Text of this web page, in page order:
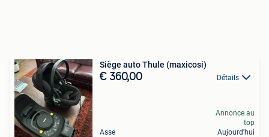
Siège auto Thule (maxicosi)
€ 360,00 Détails
Asse
Annonce au
top
Aujourd'hui